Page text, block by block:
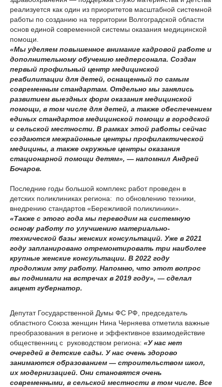
реализуется как один из приоритетов масштабной системной
работы по созданию на территории Волгоградской области
основ единой современной системы оказания медицинской
помощи.
«Мы уделяем повышенное внимание кадровой работе и
дополнительному обучению медперсонала. Создан
первый профильный центр медицинской
реабилитации для детей, оснащенный по самым
современным стандартам. Отдельно мы занялись
развитием выездных форм оказания медицинской
помощи, в том числе для детей, а также обеспечением
единых стандартов медицинской помощи в городской
и сельской местности. В рамках этой работы сейчас
создаются межрайонные центры профилактической
медицины, а также окружные центры оказания
стационарной помощи детям», — напомнил Андрей
Бочаров.
Последние годы большой комплекс работ проведен в
детских поликлиниках региона: по обновлению техники,
внедрению стандартов «Бережливой поликлиники».
«Также с этого года мы переводим на системную
основу работу по улучшению материально-
технической базы женских консультаций. Уже в 2021
году запланировано отремонтировать три наиболее
крупные женские консультации. В 2022 году
продолжим эту работу. Напомню, что этот вопрос
вы поднимали на встречах в 2019 году», — сделал
акцент губернатор.
Депутат Государственной Думы ФС РФ, председатель
областного Союза женщин Нина Черняева отметила важные
преобразования в регионе и эффективное взаимодействие
общественниц с руководством региона: «У нас нет
очередей в детские сады. У нас очень здорово
занимаются образованием — строительством школ,
их модернизацией. Они становятся очень
современными, в сельской местности в том числе. Все